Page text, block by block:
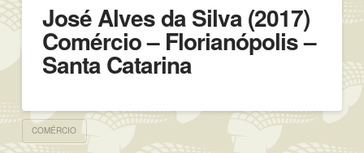
José Alves da Silva (2017)
Comércio – Florianópolis –
Santa Catarina
COMÉRCIO